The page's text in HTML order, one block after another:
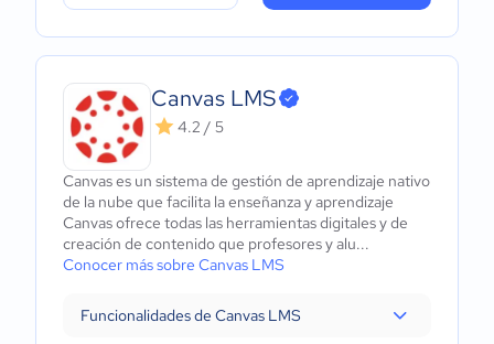
Canvas LMS
4.2 / 5
Canvas es un sistema de gestión de aprendizaje nativo
de la nube que facilita la enseñanza y aprendizaje
Canvas ofrece todas las herramientas digitales y de
creación de contenido que profesores y alu...
Conocer más sobre Canvas LMS
Funcionalidades de Canvas LMS